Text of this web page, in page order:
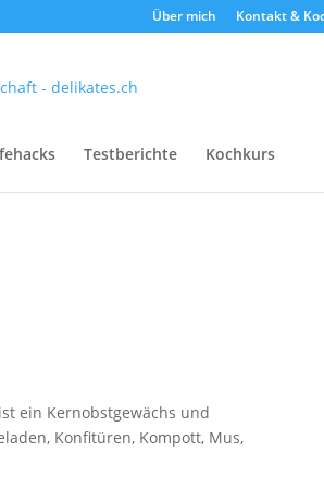
Über mich Kontakt &
Testberichte Kochkurs
ein Kernobstgewächs und
Konfitüren, Kompott, Mus,